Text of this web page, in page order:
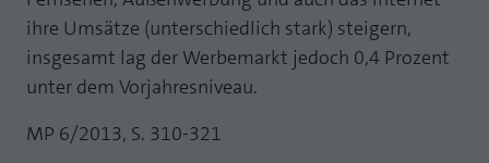
ihre Umsätze (unterschiedlich stark) steigern,
insgesamt lag der Werbemarkt jedoch 0,4 Prozent
unter dem Vorjahresniveau.
MP 6/2013, S. 310-321